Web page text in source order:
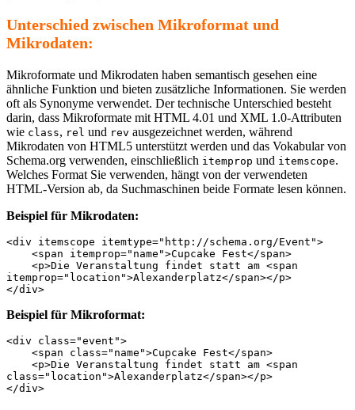
Unterschied zwischen Mikroformat und
Mikrodaten:
Mikroformate und Mikrodaten haben semantisch gesehen eine
ähnliche Funktion und bieten zusätzliche Informationen. Sie werden
oft als Synonyme verwendet. Der technische Unterschied besteht
darin, dass Mikroformate mit HTML 4.01 und XML 1.0-Attributen
wie class, rel und rev ausgezeichnet werden, während
Mikrodaten von HTML5 unterstützt werden und das Vokabular von
Schema.org verwenden, einschließlich itemprop und itemscope.
Welches Format Sie verwenden, hängt von der verwendeten
HTML-Version ab, da Suchmaschinen beide Formate lesen können.
Beispiel für Mikrodaten:
<div itemscope itemtype="http://schema.org/Event">
itemprop="location">Alexanderplatz</span></p>
</div>
Beispiel für Mikroformat:
<div class="event">
class="location">Alexanderplatz</span></p>
</div>